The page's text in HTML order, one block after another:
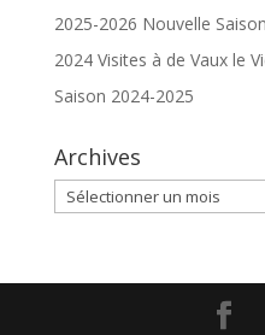
2025-2026 Nouvelle Saison
2024 Visites à de Vaux le
Saison 2024-2025
Archives
Archives